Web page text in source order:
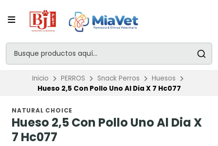
Inicio PERROS Snack Perros
Huesos
Hueso 2,5 Con Pollo Uno Al Dia X 7 Hc077
NATURAL CHOICE
Hueso 2,5 Con Pollo Uno Al Dia X
7 Hc077